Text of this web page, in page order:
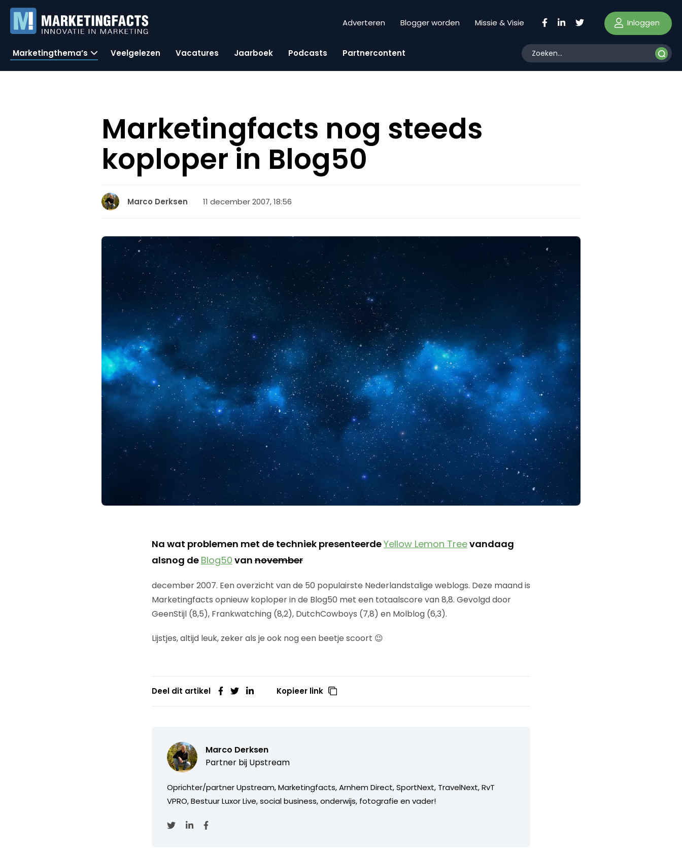
Adverteren Blogger worden Missie & Visie Inloggen
Marketingthema’s Veelgelezen Vacatures Jaarboek Podcasts Partnercontent
Marketingfacts nog steeds
koploper in Blog50
Marco Derksen 11 december 2007, 18:56
Na wat problemen met de techniek presenteerdeYellow Lemon Treevandaag
alsnog de Blog50 vannovember
december 2007. Een overzicht van de 50 populairste Nederlandstalige weblogs. Deze maand is
Marketingfacts opnieuw koploper in de Blog50 met een totaalscore van 8,8. Gevolgd door
GeenStijl (8,5), Frankwatching (8,2), DutchCowboys (7,8) en Molblog (6,3).
Lijstjes, altijd leuk, zeker als je ook nog een beetje scoort 😉
Deel dit artikel Kopieer link
Marco Derksen
Partner bij Upstream
Oprichter/partner Upstream, Marketingfacts, Arnhem Direct, SportNext, TravelNext, RvT
VPRO, Bestuur Luxor Live, social business, onderwijs, fotografie en vader!